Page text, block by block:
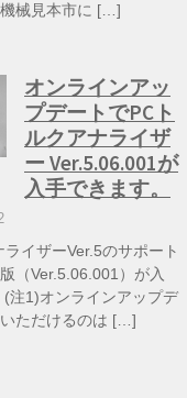
械見本市に […]
オンラインアッ
プデートでPCト
ルクアナライザ
ー Ver.5.06.001が
入手できます。
イザーVer.5のサポート
（Ver.5.06.001）が入
注1)オンラインアップデ
ただけるのは […]